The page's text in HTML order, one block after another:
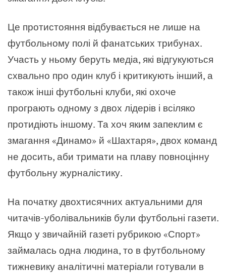
Це протистояння відбувається не лише на
футбольному полі й фанатських трибунах.
Участь у ньому беруть медіа, які відгукуються
схвально про один клуб і критикують інший, а
також інші футбольні клуби, які охоче
програють одному з двох лідерів і всіляко
протидіють іншому. Та хоч яким запеклим є
змагання «Динамо» й «Шахтаря», двох команд
не досить, аби тримати на плаву повноцінну
футбольну журналістику.
На початку двохтисячних актуальними для
читачів-уболівальників були футбольні газети.
Якщо у звичайній газеті рубрикою «Спорт»
займалась одна людина, то в футбольному
тижневику аналітичні матеріали готували в